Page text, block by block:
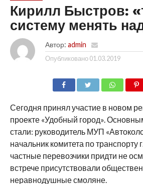
Кирилл Быстров:
систему менять
Автор: admin
Опубликовано 01.03.2019
Сегодня принял участие в новом
проекте «Удобный город».
стали: руководитель МУП
начальник комитета по транспорту
частные перевозчики придти не
встрече присутствовали
неравнодушные смоляне.